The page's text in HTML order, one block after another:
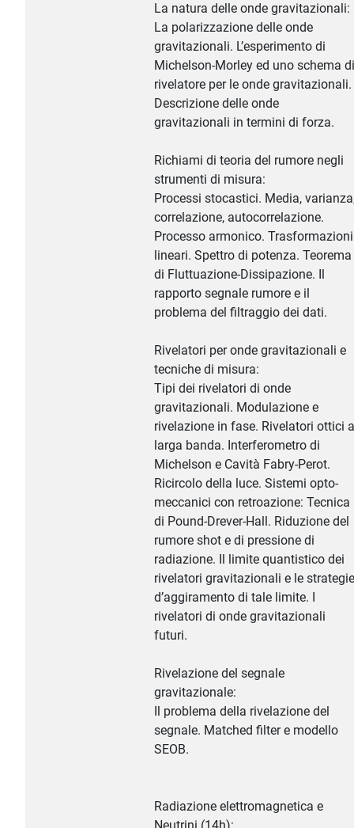
La natura delle onde gravitazionali:
La polarizzazione delle onde
gravitazionali. L’esperimento di
Michelson-Morley ed uno schema di
rivelatore per le onde gravitazionali.
Descrizione delle onde
gravitazionali in termini di forza.
Richiami di teoria del rumore negli
strumenti di misura:
Processi stocastici. Media,
correlazione, autocorrelazione.
Processo armonico. Trasformazioni
lineari. Spettro di potenza. Teorema
di Fluttuazione-Dissipazione. Il
rapporto segnale rumore e il
problema del filtraggio dei dati.
Rivelatori per onde gravitazionali e
tecniche di misura:
Tipi dei rivelatori di onde
gravitazionali. Modulazione e
rivelazione in fase. Rivelatori ottici a
larga banda. Interferometro di
Michelson e Cavità Fabry-Perot.
Ricircolo della luce. Sistemi opto-
meccanici con retroazione: Tecnica
di Pound-Drever-Hall. Riduzione del
rumore shot e di pressione di
radiazione. Il limite quantistico dei
rivelatori gravitazionali e le strategie
d’aggiramento di tale limite. I
rivelatori di onde gravitazionali
futuri.
Rivelazione del segnale
gravitazionale:
Il problema della rivelazione del
segnale. Matched filter e modello
SEOB.
Radiazione elettromagnetica e